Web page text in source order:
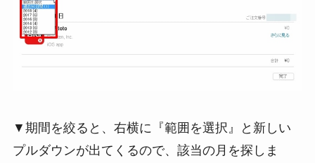
▼期間を絞ると、右横に『範囲を選択』と新しい
プルダウンが出てくるので、該当の月を探しま